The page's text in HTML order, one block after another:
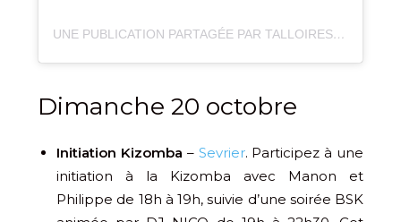
UNE PUBLICATION PARTAGÉE PAR TALLOIRES LAC ANNECY (@TALLOIRES_OFFICIAL)
Dimanche 20 octobre
Initiation Kizomba – Sevrier. Participez à une
initiation à la Kizomba avec Manon et
Philippe de 18h à 19h, suivie d’une soirée BSK